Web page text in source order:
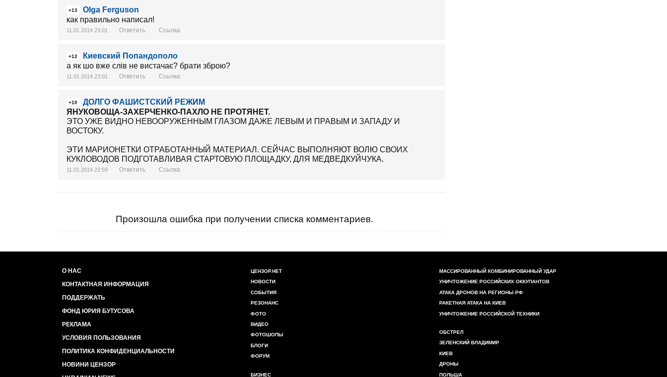
+13
Olga Ferguson
как правильно написал!
11.01.2014 23:01 Ответить Ссылка
+12
Киевский Попандополо
а як шо вже слів не вистачає? брати зброю?
11.01.2014 23:01 Ответить Ссылка
+10
ДОЛГО ФАШИСТСКИЙ РЕЖИМ
ЯНУКОВОЩА-ЗАХЕРЧЕНКО-ПАХЛО НЕ ПРОТЯНЕТ.
ЭТО УЖЕ ВИДНО НЕВООРУЖЕННЫМ ГЛАЗОМ ДАЖЕ ЛЕВЫМ И ПРАВЫМ И ЗАПАДУ И
ВОСТОКУ.
ЭТИ МАРИОНЕТКИ ОТРАБОТАННЫЙ МАТЕРИАЛ. СЕЙЧАС ВЫПОЛНЯЮТ ВОЛЮ СВОИХ
КУКЛОВОДОВ ПОДГОТАВЛИВАЯ СТАРТОВУЮ ПЛОЩАДКУ, ДЛЯ МЕДВЕДКУЙЧУКА.
11.01.2014 22:59 Ответить Ссылка
Произошла ошибка при получении списка комментариев.
О НАС
КОНТАКТНАЯ ИНФОРМАЦИЯ
ПОДДЕРЖАТЬ
ФОНД ЮРИЯ БУТУСОВА
РЕКЛАМА
УСЛОВИЯ ПОЛЬЗОВАНИЯ
ПОЛИТИКА КОНФИДЕНЦИАЛЬНОСТИ
НОВИНИ ЦЕНЗОР
ЦЕНЗОР.НЕТ
НОВОСТИ
СОБЫТИЯ
РЕЗОНАНС
ФОТО
ВИДЕО
ФОТОШОПЫ
БЛОГИ
ФОРУМ
БИЗНЕС
МАССИРОВАННЫЙ КОМБИНИРОВАННЫЙ УДАР
УНИЧТОЖЕНИЕ РОССИЙСКИХ ОККУПАНТОВ
АТАКА ДРОНОВ НА РЕГИОНЫ РФ
РАКЕТНАЯ АТАКА НА КИЕВ
УНИЧТОЖЕНИЕ РОССИЙСКОЙ ТЕХНИКИ
ОБСТРЕЛ
ЗЕЛЕНСКИЙ ВЛАДИМИР
КИЕВ
ДРОНЫ
ПОЛЬША